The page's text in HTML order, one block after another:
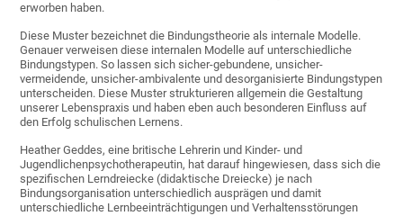
erworben haben.
Diese Muster bezeichnet die Bindungstheorie als internale Modelle.
Genauer verweisen diese internalen Modelle auf unterschiedliche
Bindungstypen. So lassen sich sicher-gebundene, unsicher-
vermeidende, unsicher-ambivalente und desorganisierte Bindungstypen
unterscheiden. Diese Muster strukturieren allgemein die Gestaltung
unserer Lebenspraxis und haben eben auch besonderen Einfluss auf
den Erfolg schulischen Lernens.
Heather Geddes, eine britische Lehrerin und Kinder- und
Jugendlichenpsychotherapeutin, hat darauf hingewiesen, dass sich die
spezifischen Lerndreiecke (didaktische Dreiecke) je nach
Bindungsorganisation unterschiedlich ausprägen und damit
unterschiedliche Lernbeeinträchtigungen und Verhaltensstörungen